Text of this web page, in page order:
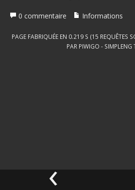
‹
0 commentaire Informations
PAGE FABRIQUÉE EN 0.219 S (15 REQUÊTES
PAR PIWIGO - SIMPLENG